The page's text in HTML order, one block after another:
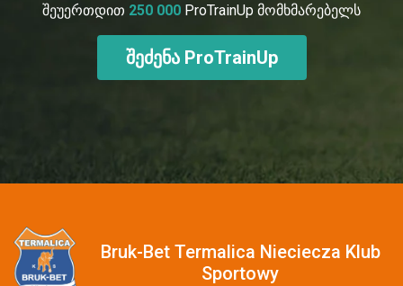
შეუერთდით 250 000 ProTrainUp მომხმარებელს
შეძენა ProTrainUp
Bruk-Bet Termalica Nieciecza Klub
Sportowy